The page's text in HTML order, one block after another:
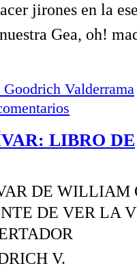
jirones en la
Gea, oh!
Valderrama
LIBRO DE
DE WILLIAM
DE VER LA
V.